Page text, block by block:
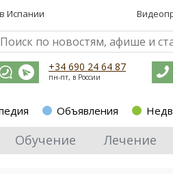
Испании
+34 690 24 64 87
пн-пт, в России
Объявления
Обучение Лечение